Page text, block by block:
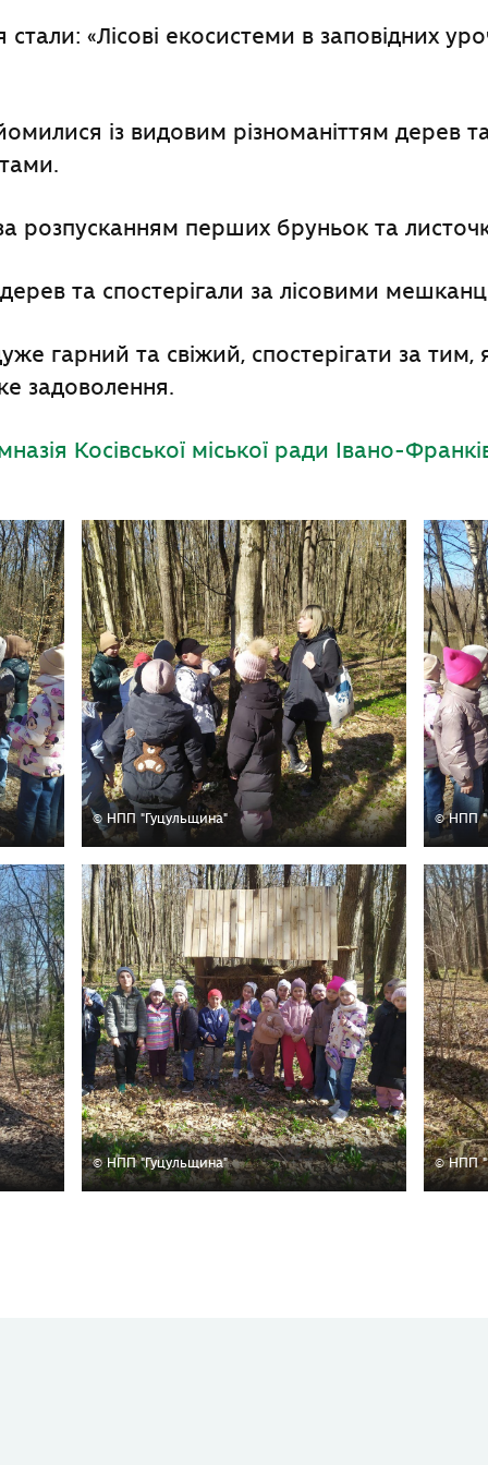
«Лісові екосистеми в заповідних
із видовим різноманіттям дерев
розпусканням перших бруньок та
та спостерігали за лісовими
гарний та свіжий, спостерігати за тим,
задоволення.
Косівської міської ради Івано-
© НПП "Гуцульщина" © НПП
© НПП "Гуцульщина" © НПП